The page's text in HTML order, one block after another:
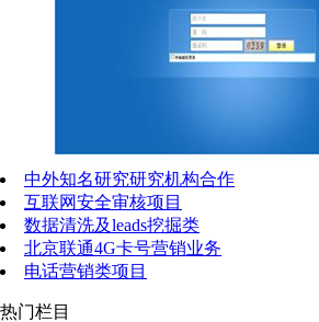
中外知名研究研究机构合作
互联网安全审核项目
数据清洗及leads挖掘类
北京联通4G卡号营销业务
电话营销类项目
热门栏目